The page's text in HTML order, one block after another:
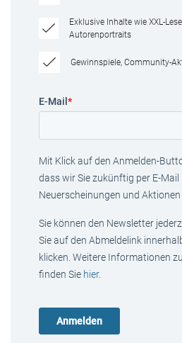
Exklusive Inhalte wie XXL-
Autorenportraits
Gewinnspiele, Community-
E-Mail *
Mit Klick auf den Anmelden-
dass wir Sie zukünftig per E-Mail
Neuerscheinungen und
Sie können den Newsletter
Sie auf den Abmeldelink
klicken. Weitere Informationen
finden Sie hier.